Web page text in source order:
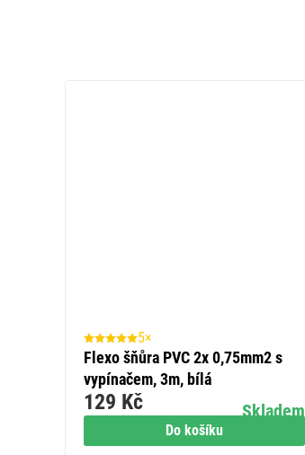
Do košíku
5×
Flexo šňůra PVC 2x 0,75mm2 s
vypínačem, 3m, bílá
Skladem
129 Kč